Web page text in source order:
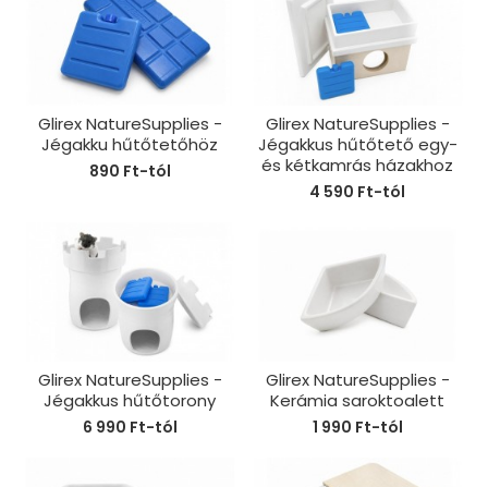
Glirex NatureSupplies -
Jégakku hűtőtetőhöz
890 Ft-tól
Glirex NatureSupplies -
Jégakkus hűtőtető egy-
és kétkamrás házakhoz
4 590 Ft-tól
Glirex NatureSupplies -
Jégakkus hűtőtorony
6 990 Ft-tól
Glirex NatureSupplies -
Kerámia saroktoalett
1 990 Ft-tól